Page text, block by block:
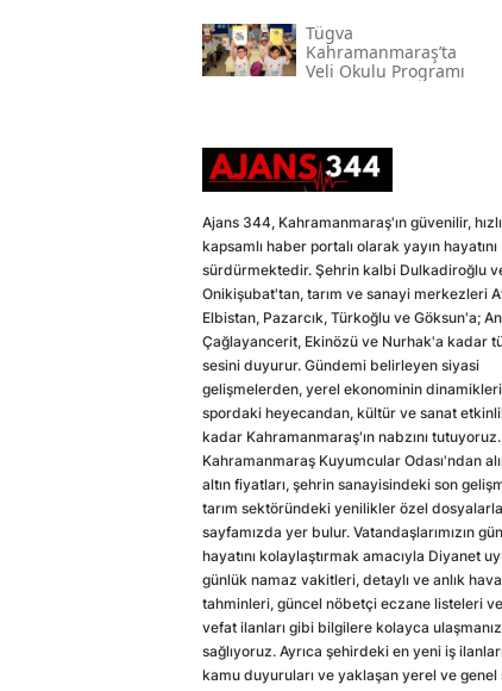
Tügva
Kahramanmaraş’ta
Veli Okulu Programı
Ajans 344, Kahramanmaraş'ın güvenilir,
kapsamlı haber portalı olarak yayın hayatını
sürdürmektedir. Şehrin kalbi Dulkadiroğlu
Onikişubat'tan, tarım ve sanayi merkezleri
Elbistan, Pazarcık, Türkoğlu ve Göksun'a;
Çağlayancerit, Ekinözü ve Nurhak'a kadar
sesini duyurur. Gündemi belirleyen siyasi
gelişmelerden, yerel ekonominin
spordaki heyecandan, kültür ve sanat
kadar Kahramanmaraş'ın nabzını tutuyoruz.
Kahramanmaraş Kuyumcular Odası'ndan
altın fiyatları, şehrin sanayisindeki son
tarım sektöründeki yenilikler özel dosyalarla
sayfamızda yer bulur. Vatandaşlarımızın
hayatını kolaylaştırmak amacıyla Diyanet
günlük namaz vakitleri, detaylı ve anlık
tahminleri, güncel nöbetçi eczane listeleri
vefat ilanları gibi bilgilere kolayca
sağlıyoruz. Ayrıca şehirdeki en yeni iş
kamu duyuruları ve yaklaşan yerel ve genel